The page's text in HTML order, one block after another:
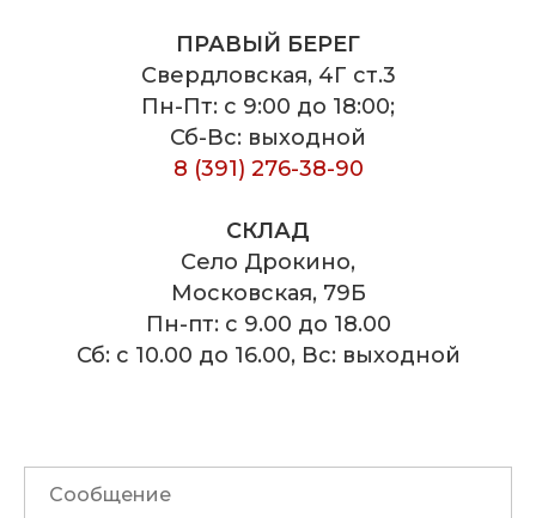
ПРАВЫЙ БЕРЕГ
Свердловская, 4Г ст.3
Пн-Пт: с 9:00 до 18:00;
Сб-Вс: выходной
8 (391) 276-38-90
СКЛАД
Село Дрокино,
Московская, 79Б
Пн-пт: с 9.00 до 18.00
Сб: с 10.00 до 16.00, Вс: выходной